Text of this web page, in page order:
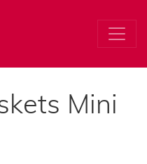
Mini